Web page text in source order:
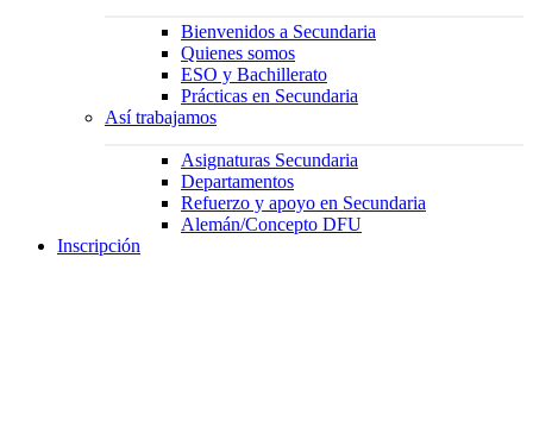
Bienvenidos a Secundaria
Quienes somos
ESO y Bachillerato
Prácticas en Secundaria
Así trabajamos
Asignaturas Secundaria
Departamentos
Refuerzo y apoyo en Secundaria
Alemán/Concepto DFU
Inscripción